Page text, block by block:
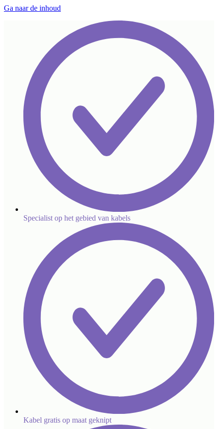
Ga naar de inhoud
Specialist op het gebied van kabels
Kabel gratis op maat geknipt